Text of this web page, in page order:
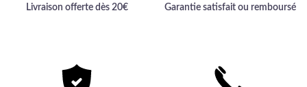
Livraison offerte dès 20€ Garantie satisfait ou remboursé